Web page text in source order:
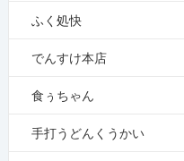
ふく処快
でんすけ本店
食ぅちゃん
手打うどんくうかい